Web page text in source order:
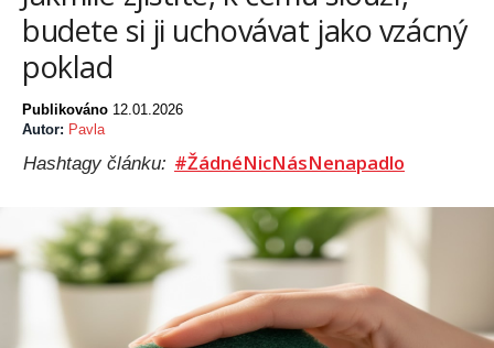
budete si ji uchovávat jako vzácný
poklad
Publikováno 12.01.2026
Autor: Pavla
Hashtagy článku: #ŽádnéNicNásNenapadlo